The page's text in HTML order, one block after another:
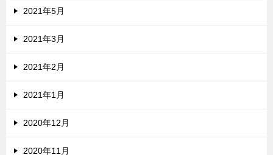
2021年5月
2021年3月
2021年2月
2021年1月
2020年12月
2020年11月